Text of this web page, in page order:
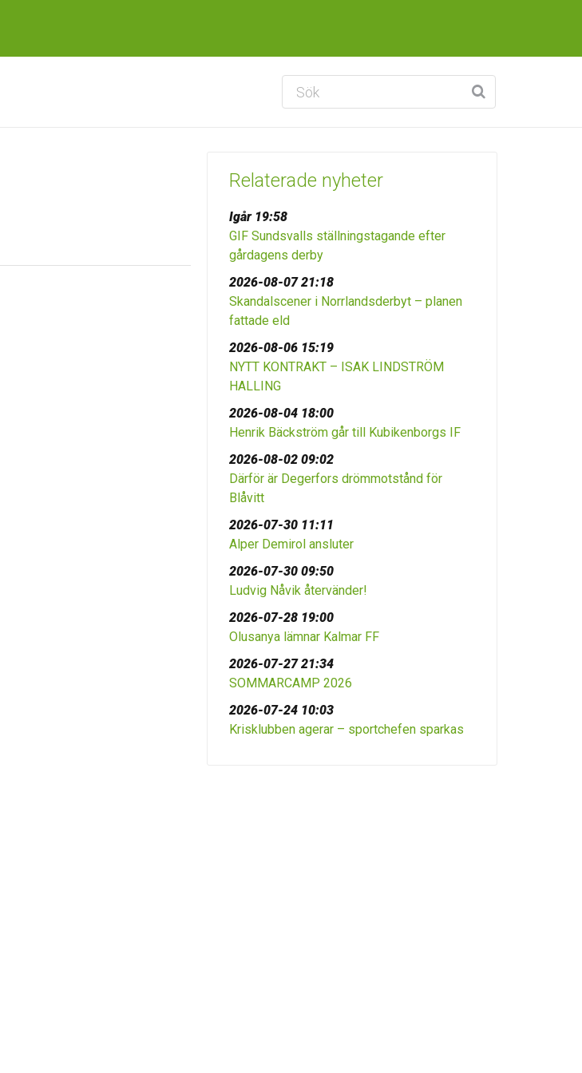
Relaterade nyheter
Igår 19:58
GIF Sundsvalls ställningstagande efter
gårdagens derby
2026-08-07 21:18
Skandalscener i Norrlandsderbyt – planen
fattade eld
2026-08-06 15:19
NYTT KONTRAKT – ISAK LINDSTRÖM
HALLING
2026-08-04 18:00
Henrik Bäckström går till Kubikenborgs IF
2026-08-02 09:02
Därför är Degerfors drömmotstånd för
Blåvitt
2026-07-30 11:11
Alper Demirol ansluter
2026-07-30 09:50
Ludvig Nåvik återvänder!
2026-07-28 19:00
Olusanya lämnar Kalmar FF
2026-07-27 21:34
SOMMARCAMP 2026
2026-07-24 10:03
Krisklubben agerar – sportchefen sparkas